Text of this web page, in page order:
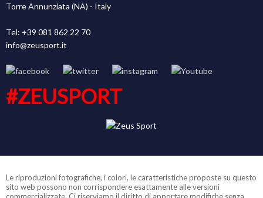
Torre Annunziata (NA) - Italy
Tel: +39 081 862 22 70
info@zeusport.it
#ZEUSPORT
Le riproduzioni fotografiche, i colori, le caratteristiche proposte su questo
sito web possono non corrispondere esattamente alle versioni